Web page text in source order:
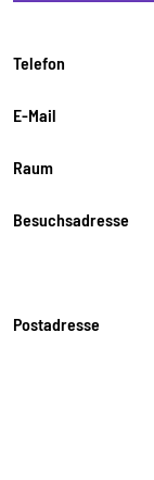
Telefon
E-Mail
Raum
Besuchsadresse
Postadresse